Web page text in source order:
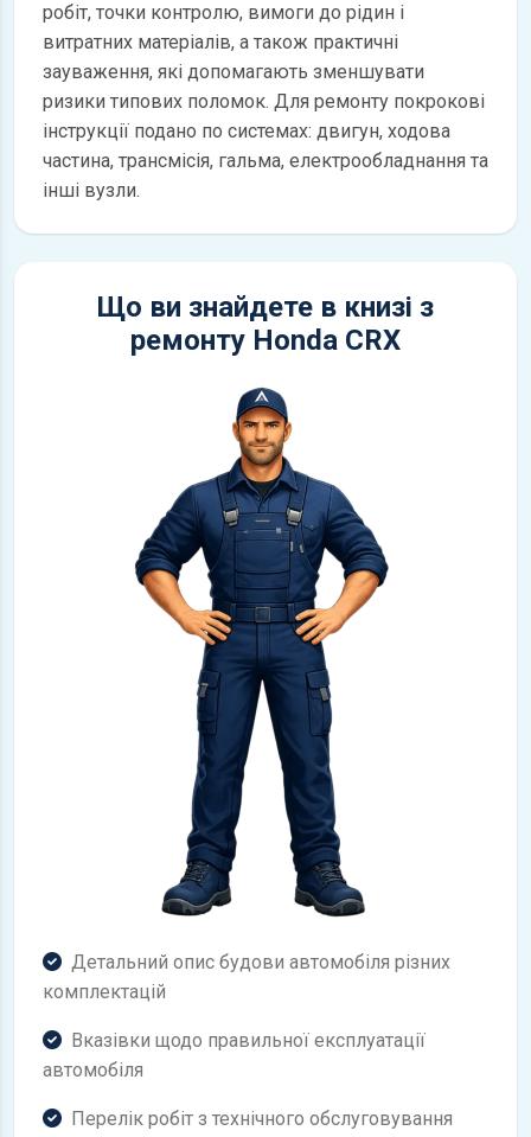
робіт, точки контролю, вимоги до рідин і
витратних матеріалів, а також практичні
зауваження, які допомагають зменшувати
ризики типових поломок. Для ремонту покрокові
інструкції подано по системах: двигун, ходова
частина, трансмісія, гальма, електрообладнання та
інші вузли.
Що ви знайдете в книзі з
ремонту Honda CRX
Детальний опис будови автомобіля різних
комплектацій
Вказівки щодо правильної експлуатації
автомобіля
Перелік робіт з технічного обслуговування